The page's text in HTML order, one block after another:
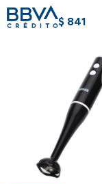
$ 841